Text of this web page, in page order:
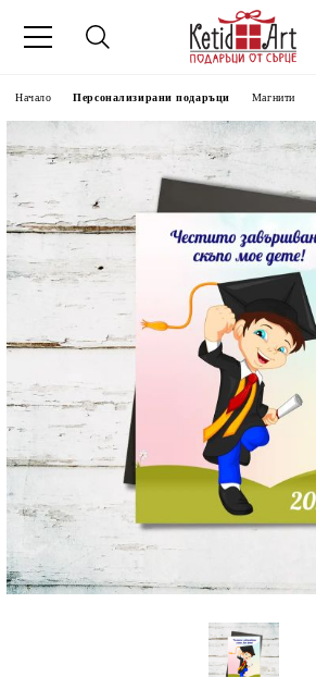
Начало Персонализирани подаръци Магнити